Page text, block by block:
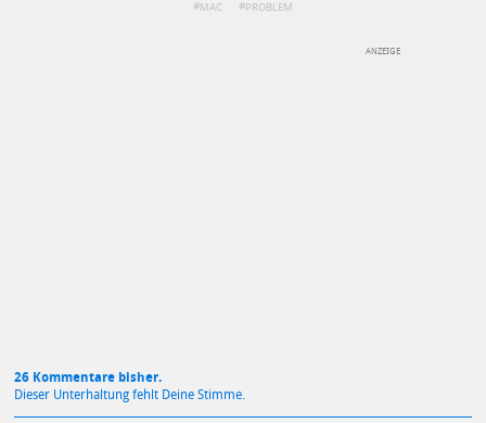
MAC PROBLEM
26 Kommentare bisher.
Dieser Unterhaltung fehlt Deine Stimme.